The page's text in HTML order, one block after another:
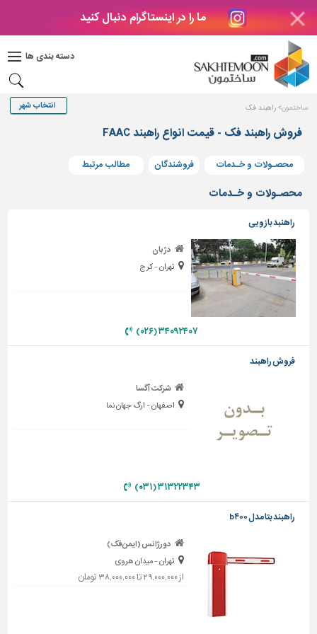
ما را در اینستاگرام دنبال کنید
دسته بندی ها
دکوراسیون
بتن
های
بتنی
و
ساختمانی
پله،
نرده
و
حفاظ
دیوارپوش،
سنگ
بهداشتی
ابزار،یراق
برقی،روشنایی،ایمنی
و
ساختمون راهبند فک
فروش راهبند فک - قیمت انواع راهبند FAAC
محصـولات و خـدمات فروشندگان مطالب مرتبط
محصـولات و خـدمات
راهنبد بازویی
دژبان
تهران - کرج
۳۴۰۹۲۴۰۷ (۰۲۶)
فروش راهبند
شرکت آگسا
اصفهان - ارگ جهان نما
۳۱۳۲۲۳۴۳ (۰۳۱)
راهبند بتا مدل b۴۰۰
دورژانس (ایمن فک)
تهران - میدان هروی
از ۲۹,۰۰۰,۰۰۰ تا ۳۸,۰۰۰,۰۰۰ تومان